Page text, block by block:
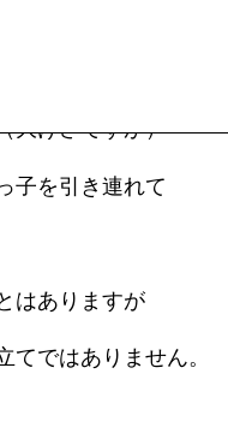
大げさですが）
子を引き連れて
はありますが
てではありません。